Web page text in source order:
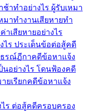
าทำอย่างไร ผู้รับเหมา
มาทำงานเสียหายทำ
าเสียหายอย่างไร
ไร ประเด็นข้อต่อสู้คดี
ธรณ์ฏีกาคดีข้อหาแจ้ง
นอย่างไร โดนฟ้องคดี
ยเรียกคดีข้อหาแจ้ง
ร ต่อสู้คดีครอบครอง